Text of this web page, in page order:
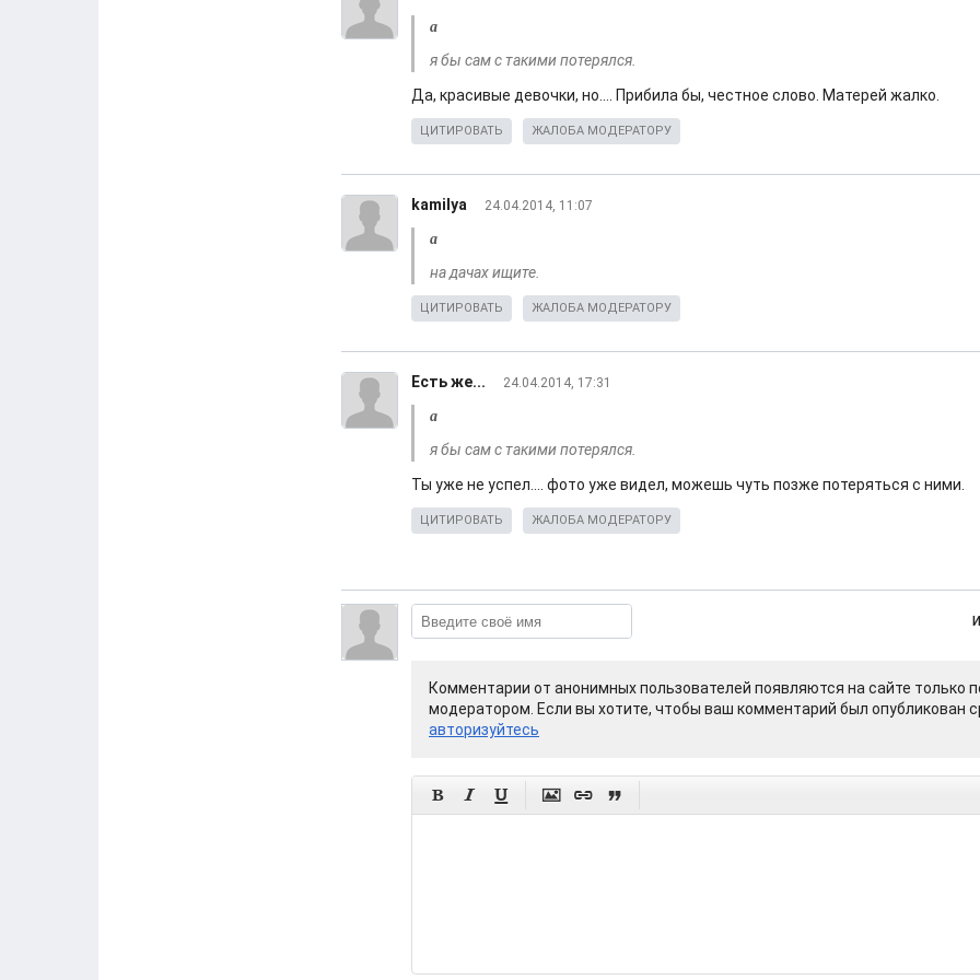
а
я бы сам с такими потерялся.
Да, красивые девочки, но.... Прибила бы, честное слово. Матерей жалко.
ЦИТИРОВАТЬ ЖАЛОБА МОДЕРАТОРУ
kamilya 24.04.2014, 11:07
а
на дачах ищите.
ЦИТИРОВАТЬ ЖАЛОБА МОДЕРАТОРУ
Есть же... 24.04.2014, 17:31
а
я бы сам с такими потерялся.
Ты уже не успел.... фото уже видел, можешь чуть позже потеряться с ними.
ЦИТИРОВАТЬ ЖАЛОБА МОДЕРАТОРУ
Комментарии от анонимных пользователей появляются на сайте только
модератором. Если вы хотите, чтобы ваш комментарий был опубликован
авторизуйтесь
     